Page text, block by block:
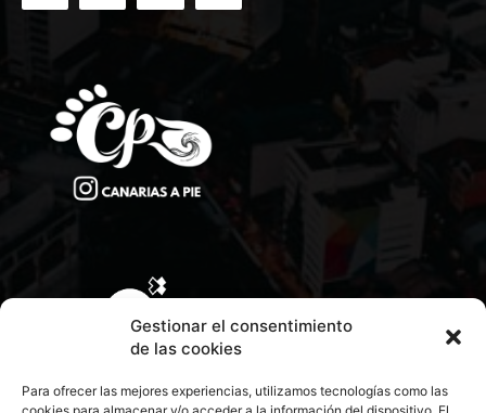
Gestionar el consentimiento
de las cookies
Para ofrecer las mejores experiencias, utilizamos tecnologías como las